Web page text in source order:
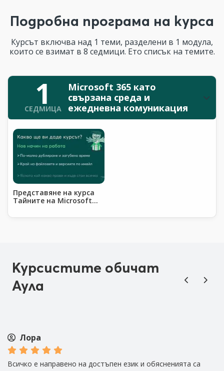
Подробна програма на курса
Курсът включва над 1 теми, разделени в 1 модула,
които се взимат в 8 седмици. Ето списък на темите.
1
СЕДМИЦА
Microsoft 365 като
свързана среда и
ежедневна комуникация
Представяне на курса
Тайните на Microsoft
работят заедно
Курсистите обичат
Аула
Лора
Всичко е направено на достъпен език и обясненията са